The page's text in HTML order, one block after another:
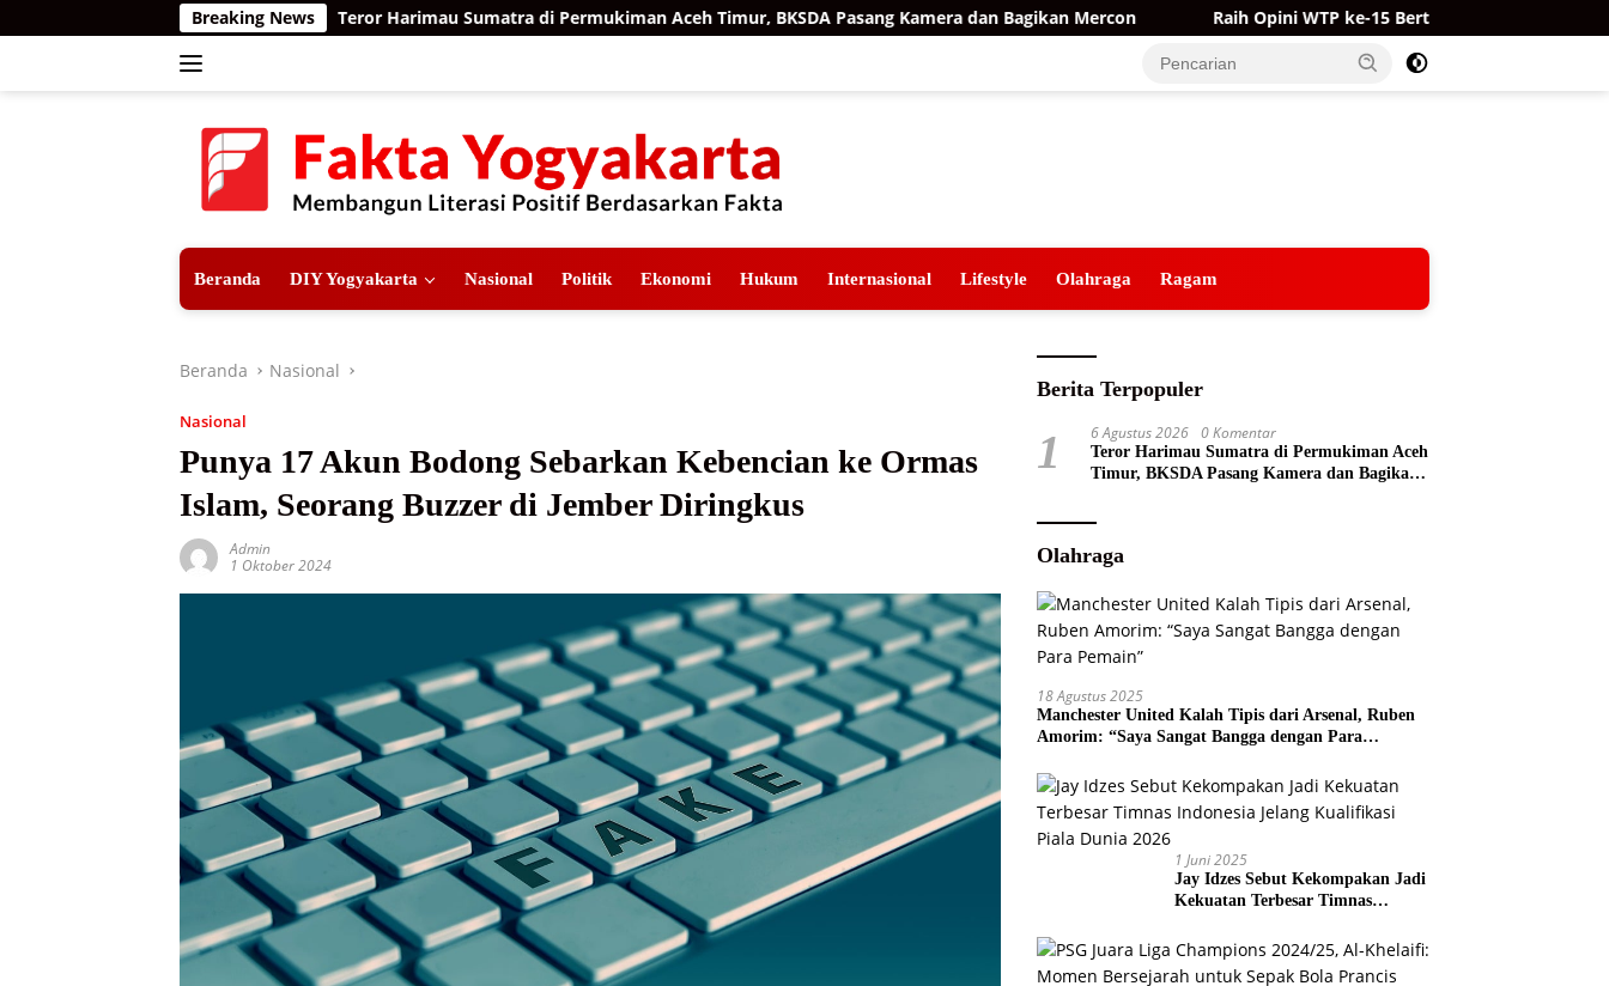
ke
Breaking News
Teror Harimau Sumatra di Permukiman Aceh Timur, BKSDA Pasang Kamera dan Bagikan Mercon Raih Opini WTP ke-15 Berturut-turut, Kualitas Laporan
Beranda DIY Yogyakarta Nasional Politik Ekonomi Hukum Internasional Lifestyle Olahraga Ragam
Beranda Nasional
Nasional
Punya 17 Akun Bodong Sebarkan Kebencian ke Ormas
Islam, Seorang Buzzer di Jember Diringkus
Admin
1 Oktober 2024
Berita Terpopuler
1 6 Agustus 2026 0 Komentar
Teror Harimau Sumatra di Permukiman Aceh
Timur, BKSDA Pasang Kamera dan Bagikan
Olahraga
18 Agustus 2025
Manchester United Kalah Tipis dari Arsenal, Ruben
Amorim: “Saya Sangat Bangga dengan Para
1 Juni 2025
Jay Idzes Sebut Kekompakan Jadi
Kekuatan Terbesar Timnas
Dunia 2026